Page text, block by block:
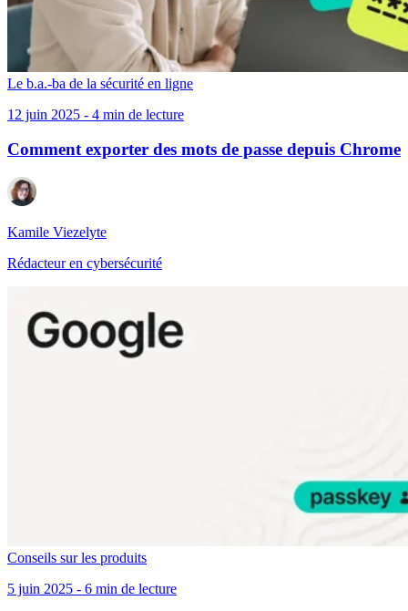
Le b.a.-ba de la sécurité en ligne
12 juin 2025 - 4 min de lecture
Comment exporter des mots de passe depuis Chrome
Kamile Viezelyte
Rédacteur en cybersécurité
Conseils sur les produits
5 juin 2025 - 6 min de lecture